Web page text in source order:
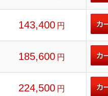
143,400 円
185,600 円
224,500 円